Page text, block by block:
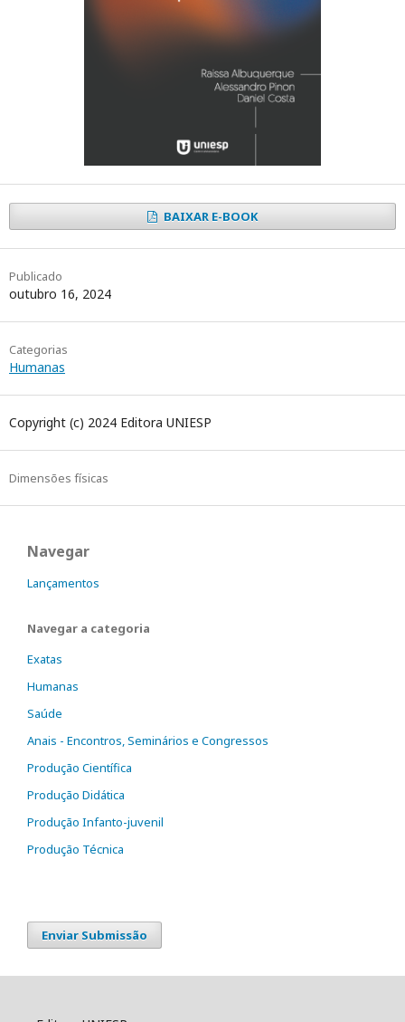
BAIXAR E-BOOK
Publicado
outubro 16, 2024
Categorias
Humanas
Copyright (c) 2024 Editora UNIESP
Dimensões físicas
Navegar
Lançamentos
Navegar a categoria
Exatas
Humanas
Saúde
Anais - Encontros, Seminários e Congressos
Produção Científica
Produção Didática
Produção Infanto-juvenil
Produção Técnica
Enviar Submissão